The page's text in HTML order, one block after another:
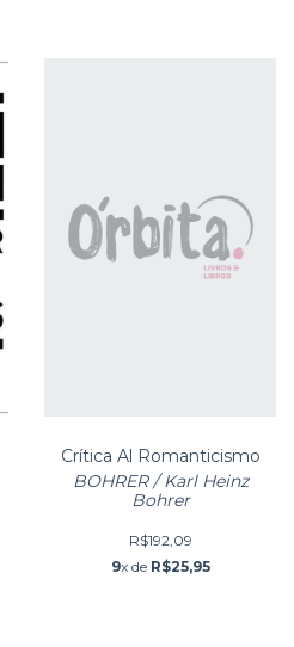
Crítica Al Romanticismo
BOHRER / Karl Heinz
Bohrer
R$192,09
9x de R$25,95